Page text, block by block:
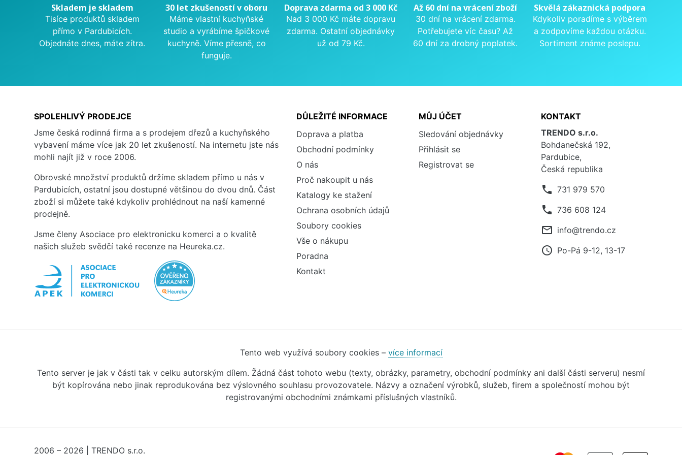
Skladem je skladem
Tisíce produktů skladem
přímo v Pardubicích.
Objednáte dnes, máte zítra.
30 let zkušeností v oboru
Máme vlastní kuchyňské
studio a vyrábíme špičkové
kuchyně. Víme přesně, co
funguje.
Doprava zdarma od 3 000 Kč
Nad 3 000 Kč máte dopravu
zdarma. Ostatní objednávky
už od 79 Kč.
Až 60 dní na vrácení zboží
30 dní na vrácení zdarma.
Potřebujete víc času? Až
60 dní za drobný poplatek.
Skvělá zákaznická podpora
Kdykoliv poradíme s výběrem
a zodpovíme každou otázku.
Sortiment známe poslepu.
SPOLEHLIVÝ PRODEJCE
Jsme česká rodinná firma a s prodejem dřezů a kuchyňského
vybavení máme více jak 20 let zkušeností. Na internetu jste nás
mohli najít již v roce 2006.
Obrovské množství produktů držíme skladem přímo u nás v
Pardubicích, ostatní jsou dostupné většinou do dvou dnů. Část
zboží si můžete také kdykoliv prohlédnout na naší kamenné
prodejně.
Jsme členy Asociace pro elektronicku komerci a o kvalitě
našich služeb svědčí také recenze na Heureka.cz.
DŮLEŽITÉ INFORMACE
Doprava a platba
Obchodní podmínky
O nás
Proč nakoupit u nás
Katalogy ke stažení
Ochrana osobních údajů
Soubory cookies
Vše o nákupu
Poradna
Kontakt
MŮJ ÚČET
Sledování objednávky
Přihlásit se
Registrovat se
KONTAKT
TRENDO s.r.o.
Bohdanečská 192,
Pardubice,
Česká republika
phone 731 979 570
phone 736 608 124
mail_outline info@trendo.cz
access_time Po-Pá 9-12, 13-17
Tento web využívá soubory cookies – více informací
Tento server je jak v části tak v celku autorským dílem. Žádná část tohoto webu (texty, obrázky, parametry, obchodní podmínky ani další části serveru) nesmí
být kopírována nebo jinak reprodukována bez výslovného souhlasu provozovatele. Názvy a označení výrobků, služeb, firem a společností mohou být
registrovanými obchodními známkami příslušných vlastníků.
2006 – 2026 | TRENDO s.r.o.